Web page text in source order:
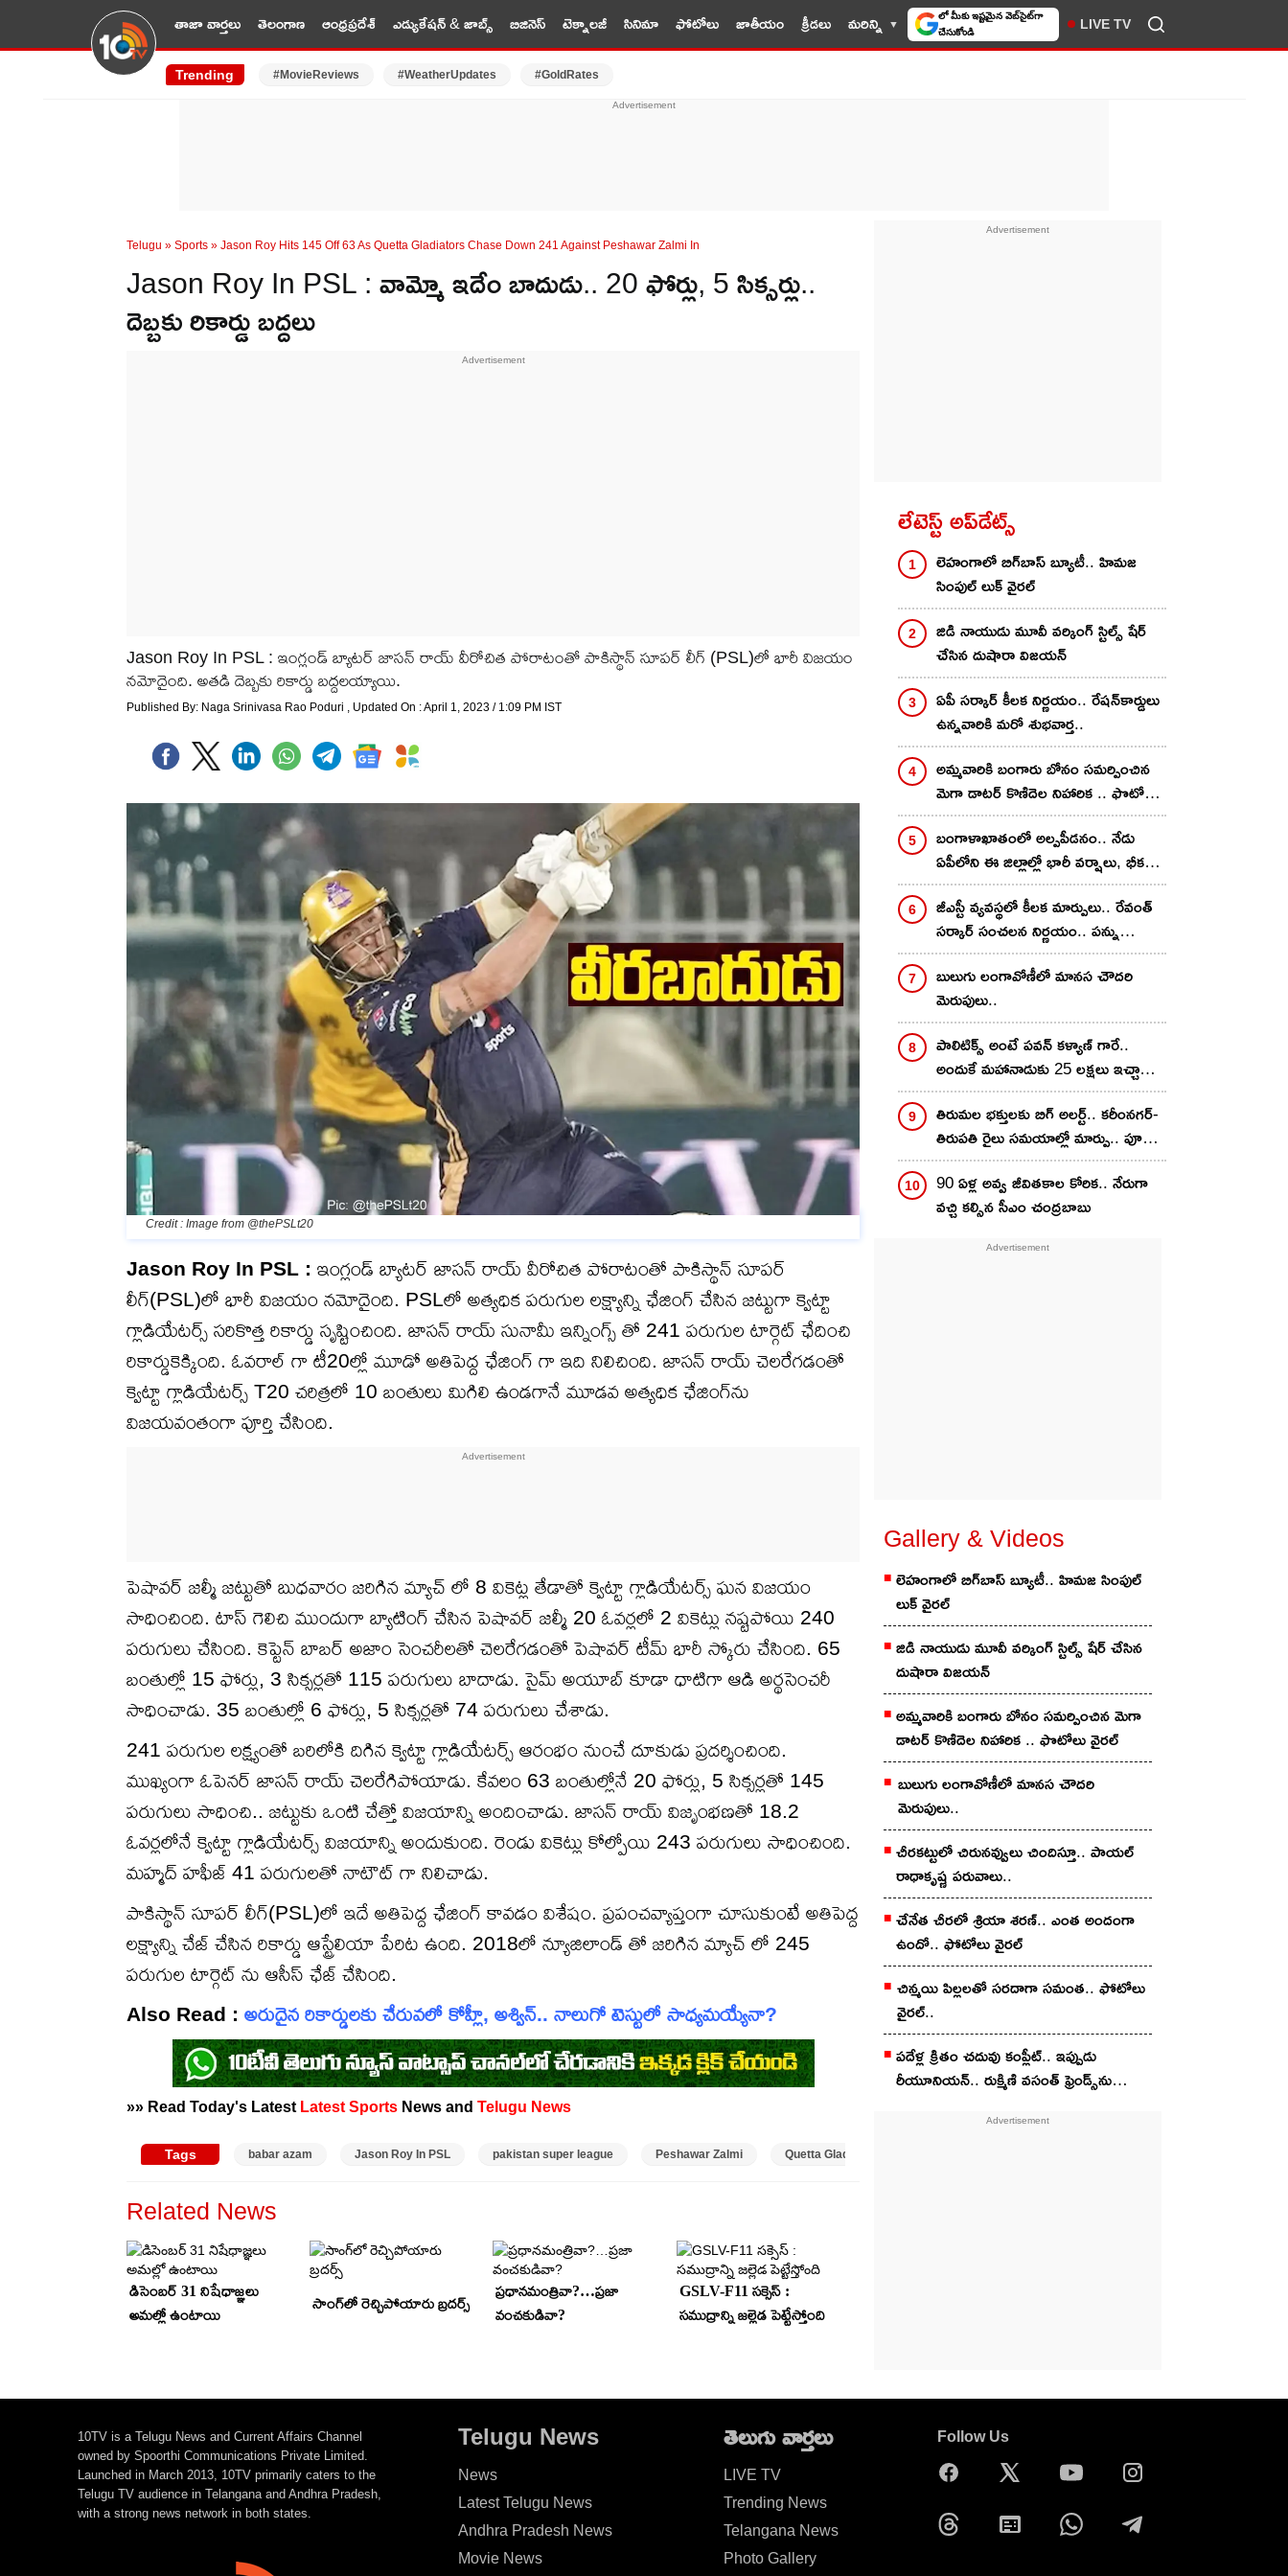
తాజా వార్తలు తెలంగాణ ఆంధ్రప్రదేశ్ ఎడ్యుకేషన్ & జాబ్స్ బిజినెస్ టెక్నాలజీ సినిమా ఫోటోలు జాతీయం క్రీడలు మరిన్ని 10TV సెలెక్ట్ చేసుకోండి LIVE TV
Trending #MovieReviews #WeatherUpdates #GoldRates
Telugu » Sports » Jason Roy Hits 145 Off 63 As Quetta Gladiators Chase Down 241 Against Peshawar Zalmi In
Jason Roy In PSL : వామ్మో ఇదేం బాదుడు.. 20 ఫోర్లు, 5 సిక్సర్లు..
దెబ్బకు రికార్డు బద్దలు
Jason Roy In PSL : ఇంగ్లండ్ బ్యాటర్ జాసన్ రాయ్ వీరోచిత పోరాటంతో పాకిస్థాన్ సూపర్ లీగ్ (PSL)లో భారీ విజయం
నమోదైంది. అతడి దెబ్బకు రికార్డు బద్దలయ్యాయి.
Published By: Naga Srinivasa Rao Poduri , Updated On : April 1, 2023 / 1:09 PM IST
Credit : Image from @thePSLt20
Jason Roy In PSL : ఇంగ్లండ్ బ్యాటర్ జాసన్ రాయ్ వీరోచిత పోరాటంతో పాకిస్థాన్ సూపర్
లీగ్(PSL)లో భారీ విజయం నమోదైంది. PSLలో అత్యధిక పరుగుల లక్ష్యాన్ని ఛేజింగ్ చేసిన జట్టుగా క్వెట్టా
గ్లాడియేటర్స్ సరికొత్త రికార్డు సృష్టించింది. జాసన్ రాయ్ సునామీ ఇన్నింగ్స్ తో 241 పరుగుల టార్గెట్ ఛేదించి
రికార్డుకెక్కింది. ఓవరాల్ గా టీ20ల్లో మూడో అతిపెద్ద ఛేజింగ్ గా ఇది నిలిచింది. జాసన్ రాయ్ చెలరేగడంతో
క్వెట్టా గ్లాడియేటర్స్ T20 చరిత్రలో 10 బంతులు మిగిలి ఉండగానే మూడవ అత్యధిక ఛేజింగ్‌ను
విజయవంతంగా పూర్తి చేసింది.
పెషావర్ జల్మీ జట్టుతో బుధవారం జరిగిన మ్యాచ్ లో 8 వికెట్ల తేడాతో క్వెట్టా గ్లాడియేటర్స్ ఘన విజయం
సాధించింది. టాస్ గెలిచి ముందుగా బ్యాటింగ్ చేసిన పెషావర్ జల్మీ 20 ఓవర్లలో 2 వికెట్లు నష్టపోయి 240
పరుగులు చేసింది. కెప్టెన్ బాబర్ అజాం సెంచరీలతో చెలరేగడంతో పెషావర్ టీమ్ భారీ స్కోరు చేసింది. 65
బంతుల్లో 15 ఫోర్లు, 3 సిక్సర్లతో 115 పరుగులు బాదాడు. సైమ్ అయూబ్ కూడా ధాటిగా ఆడి అర్థసెంచరీ
సాధించాడు. 35 బంతుల్లో 6 ఫోర్లు, 5 సిక్సర్లతో 74 పరుగులు చేశాడు.
241 పరుగుల లక్ష్యంతో బరిలోకి దిగిన క్వెట్టా గ్లాడియేటర్స్ ఆరంభం నుంచే దూకుడు ప్రదర్శించింది.
ముఖ్యంగా ఓపెనర్ జాసన్ రాయ్ చెలరేగిపోయాడు. కేవలం 63 బంతుల్లోనే 20 ఫోర్లు, 5 సిక్సర్లతో 145
పరుగులు సాధించి.. జట్టుకు ఒంటి చేత్తో విజయాన్ని అందించాడు. జాసన్ రాయ్ విజృంభణతో 18.2
ఓవర్లలోనే క్వెట్టా గ్లాడియేటర్స్ విజయాన్ని అందుకుంది. రెండు వికెట్లు కోల్పోయి 243 పరుగులు సాధించింది.
మహ్మద్ హఫీజ్ 41 పరుగులతో నాటౌట్ గా నిలిచాడు.
పాకిస్థాన్ సూపర్ లీగ్(PSL)లో ఇదే అతిపెద్ద ఛేజింగ్ కావడం విశేషం. ప్రపంచవ్యాప్తంగా చూసుకుంటే అతిపెద్ద
లక్ష్యాన్ని చేజ్ చేసిన రికార్డు ఆస్ట్రేలియా పేరిట ఉంది. 2018లో న్యూజిలాండ్ తో జరిగిన మ్యాచ్ లో 245
పరుగుల టార్గెట్ ను ఆసీస్ ఛేజ్ చేసింది.
Also Read : అరుదైన రికార్డులకు చేరువలో కోహ్లీ, అశ్విన్.. నాలుగో టెస్టులో సాధ్యమయ్యేనా?
»» Read Today's Latest Latest Sports News and Telugu News
Tags babar azam Jason Roy In PSL pakistan super league Peshawar Zalmi Quetta Gladiators
Related News
డిసెంబర్ 31 నిషేధాజ్ఞలు
అమల్లో ఉంటాయి
సాంగ్‌లో రెచ్చిపోయారు బ్రదర్స్
ప్రధానమంత్రివా?…ప్రజా
వంచకుడివా?
GSLV-F11 సక్సెస్ :
సముద్రాన్ని జల్లెడ పెట్టేస్తోంది
లేటెస్ట్ అప్‌డేట్స్
లెహంగాలో బిగ్‌బాస్ బ్యూటీ.. హిమ‌జ
సింపుల్ లుక్ వైర‌ల్‌
జిడి నాయుడు మూవీ వ‌ర్కింగ్ స్టిల్స్ షేర్
చేసిన దుషారా విజ‌య‌న్‌
ఏపీ సర్కార్ కీలక నిర్ణయం.. రేషన్‌కార్డులు
ఉన్నవారికి మరో శుభవార్త..
అమ్మవారికి బంగారు బోనం సమర్పించిన
మెగా డాటర్ కొణిదెల నిహారిక .. ఫొటోలు
వైరల్
బంగాళాఖాతంలో అల్పపీడనం.. నేడు
ఏపీలోని ఈ జిల్లాల్లో భారీ వర్షాలు, భీకర
గాలులు.. హెచ్చరికలు జారీ
జీఎస్టీ వ్యవస్థలో కీలక మార్పులు.. రేవంత్
సర్కార్ సంచలన నిర్ణయం.. పన్ను
ఎగవేతదారులకు చెక్
బులుగు లంగావోణీలో మానస చౌదరి
మెరుపులు..
పాలిటిక్స్ అంటే పవన్ కళ్యాణ్ గారే..
అందుకే మహానాడుకు 25 లక్షలు ఇచ్చాను..
నాగవంశీ కామెంట్స్..
తిరుమల భక్తులకు బిగ్ అలర్ట్.. కరీంనగర్-
తిరుపతి రైలు సమయాల్లో మార్పు.. పూర్తి
డీటెయిల్స్ ఇవే
90 ఏళ్ల అవ్వ జీవితకాల కోరిక.. నేరుగా
వచ్చి కల్సిన సీఎం చంద్రబాబు
Gallery & Videos
లెహంగాలో బిగ్‌బాస్ బ్యూటీ.. హిమ‌జ సింపుల్
లుక్ వైర‌ల్‌
జిడి నాయుడు మూవీ వ‌ర్కింగ్ స్టిల్స్ షేర్ చేసిన
దుషారా విజ‌య‌న్‌
అమ్మవారికి బంగారు బోనం సమర్పించిన మెగా
డాటర్ కొణిదెల నిహారిక .. ఫొటోలు వైరల్
బులుగు లంగావోణీలో మానస చౌదరి
మెరుపులు..
చీరకట్టులో చిరునవ్వులు చిందిస్తూ.. పాయల్
రాధాకృష్ణ పరువాలు..
చేనేత చీర‌లో శ్రియా శ‌ర‌ణ్‌.. ఎంత అందంగా
ఉందో.. ఫోటోలు వైర‌ల్
చిన్మ‌యి పిల్ల‌ల‌తో స‌ర‌దాగా సమంత‌.. ఫోటోలు
వైర‌ల్..
ప‌దేళ్ల క్రితం చ‌దువు కంప్లీట్.. ఇప్పుడు
రీయూనియన్.. రుక్మిణి వసంత్ ఫ్రెండ్స్‌ను
10TV is a Telugu News and Current Affairs Channel
owned by Spoorthi Communications Private Limited.
Launched in March 2013, 10TV primarily caters to the
Telugu TV audience in Telangana and Andhra Pradesh,
with a strong news network in both states.
Telugu News
News
Latest Telugu News
Andhra Pradesh News
Movie News
తెలుగు వార్తలు
LIVE TV
Trending News
Telangana News
Photo Gallery
Follow Us